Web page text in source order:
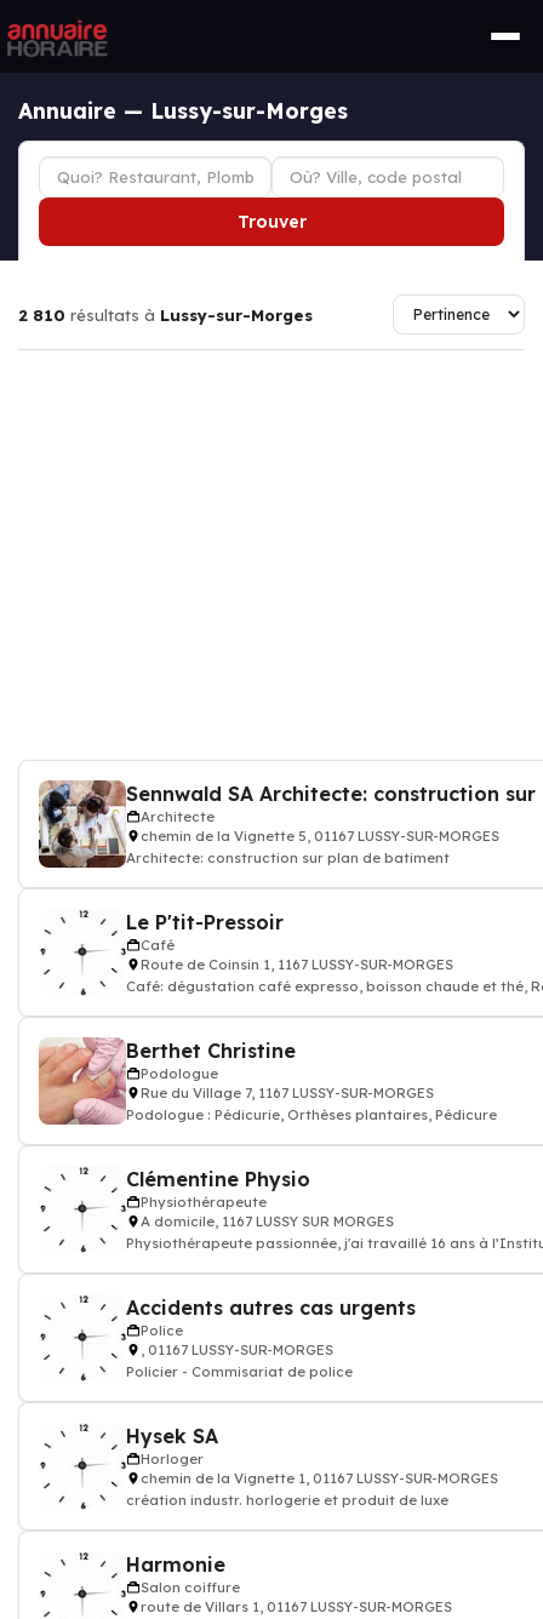
Annuaire — Lussy-sur-Morges
Trouver
2 810 résultats à Lussy-sur-Morges
Sennwald SA Architecte: construction
Architecte
chemin de la Vignette 5, 01167 LUSSY-SUR-MORGES
Architecte: construction sur plan de batiment
Le P'tit-Pressoir
Café
Route de Coinsin 1, 1167 LUSSY-SUR-MORGES
Café: dégustation café expresso, boisson chaude et thé,
Berthet Christine
Podologue
Rue du Village 7, 1167 LUSSY-SUR-MORGES
Podologue : Pédicurie, Orthèses plantaires, Pédicure
Clémentine Physio
Physiothérapeute
A domicile, 1167 LUSSY SUR MORGES
Physiothérapeute passionnée, j'ai travaillé 16 ans à
Accidents autres cas urgents
Police
, 01167 LUSSY-SUR-MORGES
Policier - Commisariat de police
Hysek SA
Horloger
chemin de la Vignette 1, 01167 LUSSY-SUR-MORGES
création industr. horlogerie et produit de luxe
Harmonie
Salon coiffure
route de Villars 1, 01167 LUSSY-SUR-MORGES